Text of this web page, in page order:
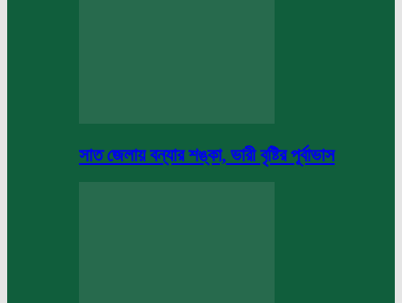
সাত জেলায় বন্যার শঙ্কা, ভারী বৃষ্টির পূর্বাভাস